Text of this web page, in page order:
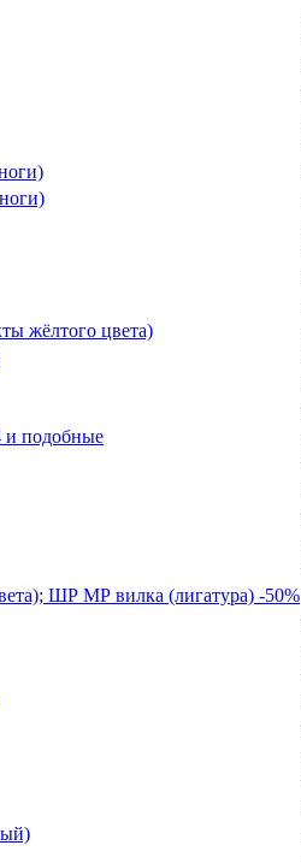
цвета)
и подобные
ШР МР вилка (лигатура) -50%